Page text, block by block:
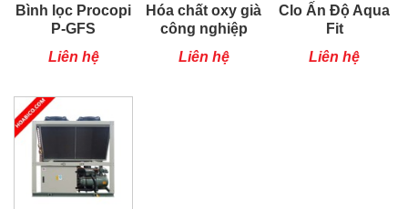
Bình lọc Procopi
P-GFS
Liên hệ
Hóa chất oxy già
công nghiệp
Liên hệ
Clo Ấn Độ Aqua
Fit
Liên hệ